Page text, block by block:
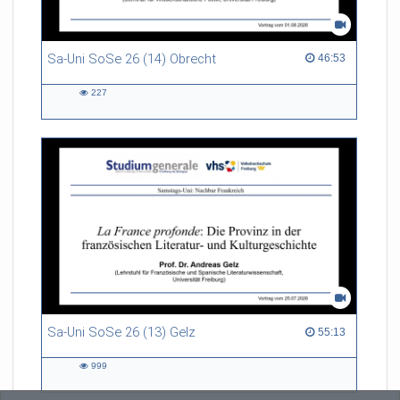
Sa-Uni SoSe 26 (14) Obrecht 46:53
46:53 duration
227
Sa-Uni SoSe 26 (13) Gelz 55:13
55:13 duration
999